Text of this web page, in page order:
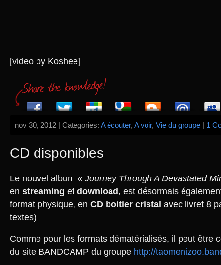
[video by Koshee]
nov 30, 2012 | Categories: A écouter, A voir, Vie du groupe 1
CD disponibles
Le nouvel album « Journey Through A Devastated
en streaming et download, est désormais
format physique, en CD boitier cristal avec livret 8
textes)
Comme pour les formats dématérialisés, il peut être
du site BANDCAMP du groupe http://